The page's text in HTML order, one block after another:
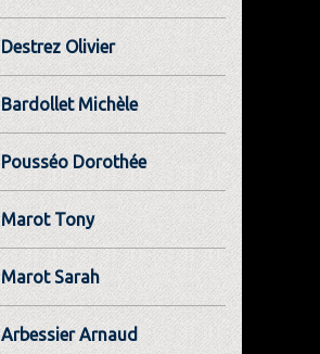
Destrez Olivier
Bardollet Michèle
Pousséo Dorothée
Marot Tony
Marot Sarah
Arbessier Arnaud